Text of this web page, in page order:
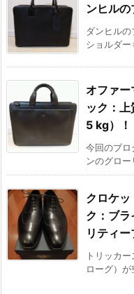
ンヒル
ダンヒルの
ショルダ
オファ
ック：
5 kg）！
今回のブロ
ンのグロ
クロケッ
ク：ブ
リティー
トリッカ
ローグ）